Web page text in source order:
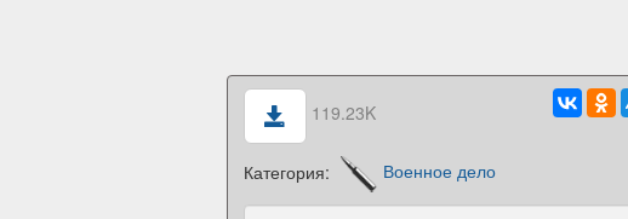
119.23K
Категория: Военное дело